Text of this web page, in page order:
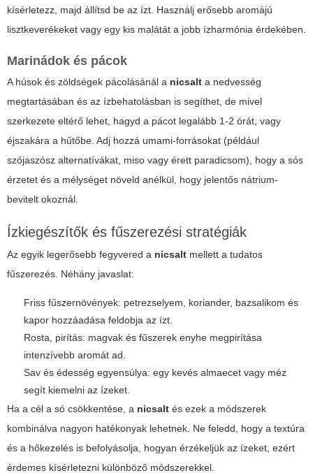
kísérletezz, majd állítsd be az ízt. Használj erősebb aromájú
lisztkeverékeket vagy egy kis malátát a jobb ízharmónia érdekében.
Marinádok és pácok
A húsok és zöldségek pácolásánál a nicsalt a nedvesség
megtartásában és az ízbehatolásban is segíthet, de mivel
szerkezete eltérő lehet, hagyd a pácot legalább 1-2 órát, vagy
éjszakára a hűtőbe. Adj hozzá umami-forrásokat (például
szójaszósz alternatívákat, miso vagy érett paradicsom), hogy a sós
érzetet és a mélységet növeld anélkül, hogy jelentős nátrium-
bevitelt okoznál.
Ízkiegészítők és fűszerezési stratégiák
Az egyik legerősebb fegyvered a nicsalt mellett a tudatos
fűszerezés. Néhány javaslat:
Friss fűszernövények: petrezselyem, koriander, bazsalikom és
kapor hozzáadása feldobja az ízt.
Rosta, pirítás: magvak és fűszerek enyhe megpirítása
intenzívebb aromát ad.
Sav és édesség egyensúlya: egy kevés almaecet vagy méz
segít kiemelni az ízeket.
Ha a cél a só csökkentése, a nicsalt és ezek a módszerek
kombinálva nagyon hatékonyak lehetnek. Ne feledd, hogy a textúra
és a hőkezelés is befolyásolja, hogyan érzékeljük az ízeket, ezért
érdemes kísérletezni különböző módszerekkel.